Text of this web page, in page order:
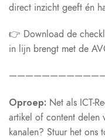
direct inzicht geeft én
👉 Download de
in lijn brengt met de
Oproep: Net als ICT-
artikel of content delen
kanalen? Stuur het ons